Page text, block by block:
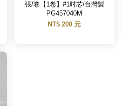
張/卷【1卷】#1吋芯/台灣製
PG457040M
NT$ 200 元